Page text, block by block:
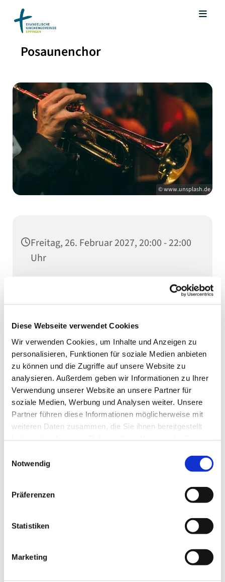
Diese Webseite verwendet Cookies
Wir verwenden Cookies, um Inhalte und Anzeigen zu
personalisieren, Funktionen für soziale Medien anbieten
zu können und die Zugriffe auf unsere Website zu
analysieren. Außerdem geben wir Informationen zu Ihrer
Verwendung unserer Website an unsere Partner für
soziale Medien, Werbung und Analysen weiter. Unsere
Partner führen diese Informationen möglicherweise mit
weiteren Daten zusammen, die Sie ihnen bereitgestellt
Notwendig
Präferenzen
Statistiken
Marketing
Posaunenchor
© www.unsplash.de
Freitag, 26. Februar 2027, 20:00 - 22:00
Uhr
Gemeindehaus, Kaiserstraße 10, 75031
Probe Posaunenchor